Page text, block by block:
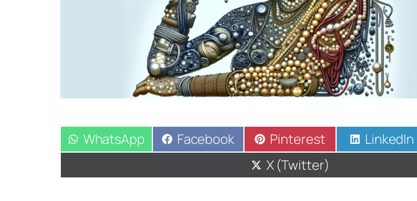
Compartir
en
WhatsApp Compartir
en
Facebook Compartir
en
Pinterest Compartir
en
LinkedIn
Compartir
en
X (Twitter)